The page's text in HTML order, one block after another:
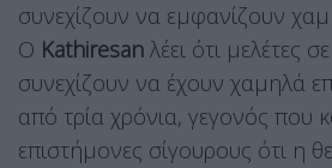
συνεχίζουν να εμφανίζουν
Ο Kathiresan λέει ότι μελέτες
συνεχίζουν να έχουν χαμηλά
από τρία χρόνια, γεγονός που
επιστήμονες σίγουρους ότι η